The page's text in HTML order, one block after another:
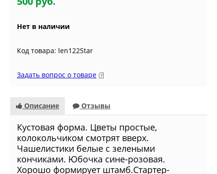
Нет в наличии
Код товара: len122Star
Задать вопрос о товаре
Описание Отзывы
Кустовая форма. Цветы простые,
колокольчиком смотрят вверх.
Чашелистики белые с зелеными
кончиками. Юбочка сине-розовая.
Хорошо формирует штамб.Стартер-